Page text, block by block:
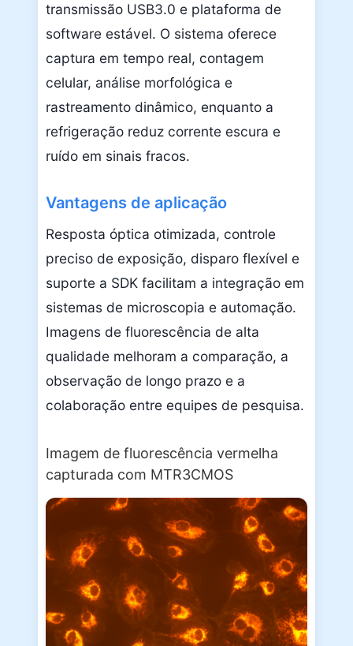
transmissão USB3.0 e plataforma de
software estável. O sistema oferece
captura em tempo real, contagem
celular, análise morfológica e
rastreamento dinâmico, enquanto a
refrigeração reduz corrente escura e
ruído em sinais fracos.
Vantagens de aplicação
Resposta óptica otimizada, controle
preciso de exposição, disparo flexível e
suporte a SDK facilitam a integração em
sistemas de microscopia e automação.
Imagens de fluorescência de alta
qualidade melhoram a comparação, a
observação de longo prazo e a
colaboração entre equipes de pesquisa.
Imagem de fluorescência vermelha
capturada com MTR3CMOS